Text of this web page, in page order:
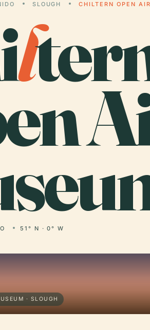
SLOUGH CHILTERN OPEN
l
51° N · 0° W
· SLOUGH